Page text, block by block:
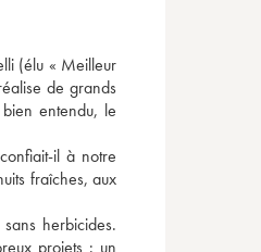
(élu « Meilleur
de grands
entendu, le
il à notre
fraîches, aux
herbicides.
projets : un